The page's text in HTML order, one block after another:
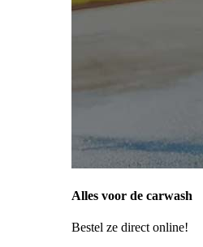
Alles voor de carwash
Bestel ze direct online!